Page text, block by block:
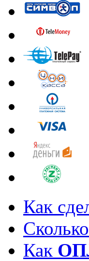
Как
Как